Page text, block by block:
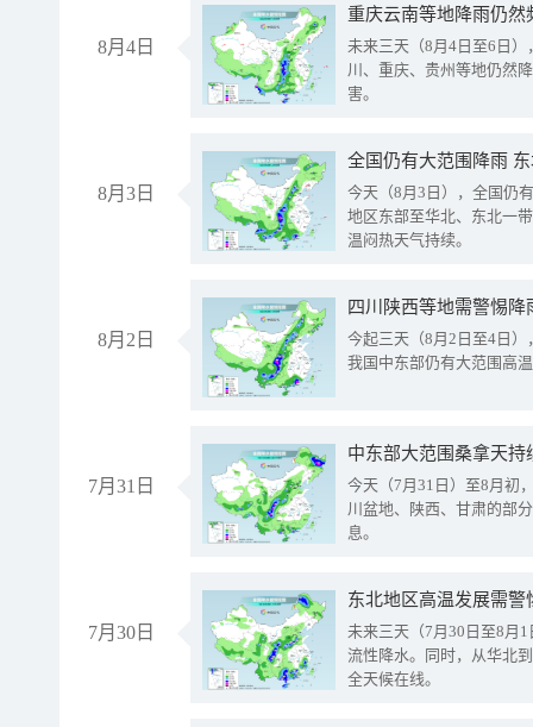
8月4日
重庆云南等地降雨仍然
未来三天（8月4日至6日
川、重庆、贵州等地仍然
害。
8月3日
全国仍有大范围降雨
今天（8月3日），全国仍
地区东部至华北、东北一
温闷热天气持续。
8月2日
今起三天（8月2日至4日
我国中东部仍有大范围高
7月31日
中东部大范围桑拿天
今天（7月31日）至8月初
川盆地、陕西、甘肃的部
息。
7月30日
东北地区高温发展需
未来三天（7月30日至8月
流性降水。同时，从华北
全天候在线。